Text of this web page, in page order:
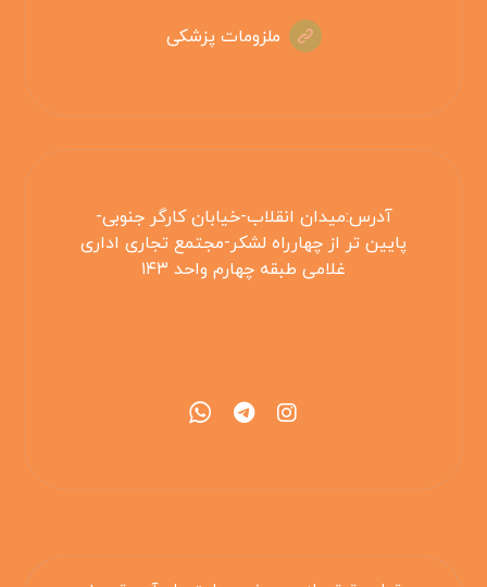
ملزومات پزشکی
آدرس:میدان انقلاب-خیابان کارگر جنوبی-
پایین تر از چهارراه لشکر-مجتمع تجاری اداری
غلامی طبقه چهارم واحد ۱۴۳